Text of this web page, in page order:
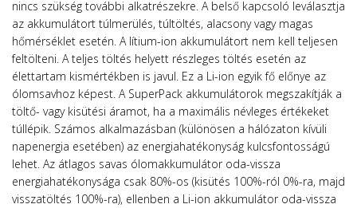
nincs szükség további alkatrészekre. A belső kapcsoló leválasztja
az akkumulátort túlmerülés, túltöltés, alacsony vagy magas
hőmérséklet esetén. A lítium-ion akkumulátort nem kell teljesen
feltölteni. A teljes töltés helyett részleges töltés esetén az
élettartam kismértékben is javul. Ez a Li-ion egyik fő előnye az
ólomsavhoz képest. A SuperPack akkumulátorok megszakítják a
töltő- vagy kisütési áramot, ha a maximális névleges értékeket
túllépik. Számos alkalmazásban (különösen a hálózaton kívüli
napenergia esetében) az energiahatékonyság kulcsfontosságú
lehet. Az átlagos savas ólomakkumulátor oda-vissza
energiahatékonysága csak 80%-os (kisütés 100%-ról 0%-ra, majd
visszatöltés 100%-ra), ellenben a Li-ion akkumulátor oda-vissza